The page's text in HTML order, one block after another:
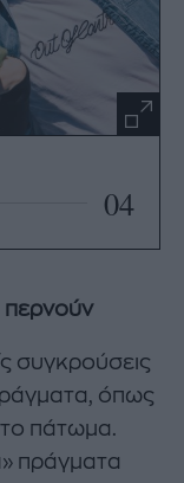
04
περνούν
συγκρούσεις
όπως
πάτωμα.
πράγματα